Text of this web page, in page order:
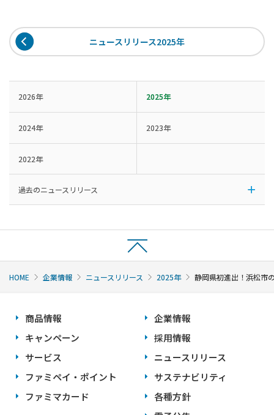
ニュースリリース2025年
2026年 2025年
2024年 2023年
2022年
過去のニュースリリース
HOME 企業情報 ニュースリリース 2025年 静岡県初進出！浜松市
商品情報
キャンペーン
サービス
ファミペイ・ポイント
ファミマカード
企業情報
採用情報
ニュースリリース
サステナビリティ
各種方針